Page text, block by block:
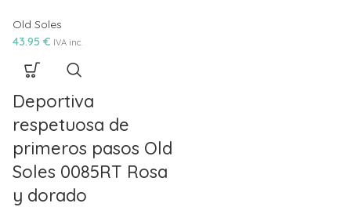
Old Soles
43.95 € IVA inc.
Deportiva
respetuosa de
primeros pasos Old
Soles 0085RT Rosa
y dorado